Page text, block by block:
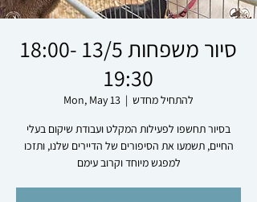
סיור משפחות 13/5 18:00-
19:30
Mon, May 13
  |
להתחיל מחדש
בסיור תחשפו לפעילות המקלט ועבודת שיקום בעלי
החיים, תשמעו את הסיפורים של הדיירים שלנו, ותזכו
למפגש מיוחד וקרוב עימם